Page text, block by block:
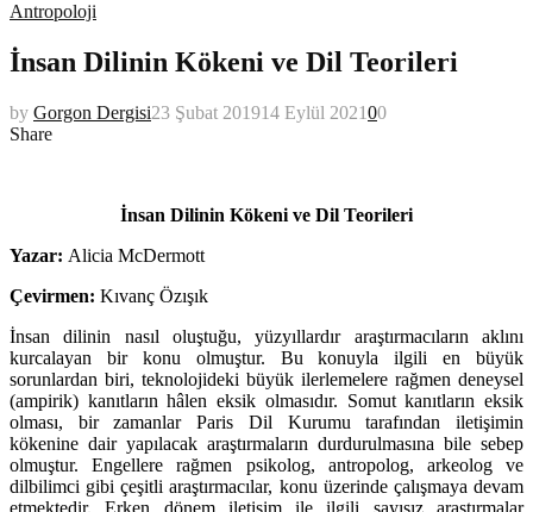
Antropoloji
İnsan Dilinin Kökeni ve Dil Teorileri
by Gorgon Dergisi23 Şubat 201914 Eylül 202100
Share
İnsan Dilinin Kökeni ve Dil Teorileri
Yazar: Alicia McDermott
Çevirmen: Kıvanç Özışık
İnsan dilinin nasıl oluştuğu, yüzyıllardır araştırmacıların aklını
kurcalayan bir konu olmuştur. Bu konuyla ilgili en büyük
sorunlardan biri, teknolojideki büyük ilerlemelere rağmen deneysel
(ampirik) kanıtların hâlen eksik olmasıdır. Somut kanıtların eksik
olması, bir zamanlar Paris Dil Kurumu tarafından iletişimin
kökenine dair yapılacak araştırmaların durdurulmasına bile sebep
olmuştur. Engellere rağmen psikolog, antropolog, arkeolog ve
dilbilimci gibi çeşitli araştırmacılar, konu üzerinde çalışmaya devam
etmektedir. Erken dönem iletişim ile ilgili sayısız araştırmalar